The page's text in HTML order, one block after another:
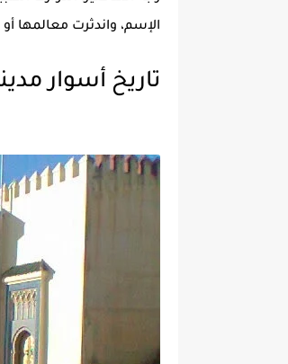
الإسم، واندثرت معالمها
تاريخ أسوار